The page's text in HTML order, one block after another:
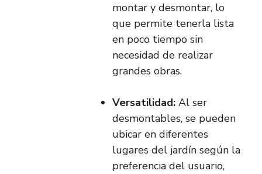
montar y desmontar, lo
que permite tenerla lista
en poco tiempo sin
necesidad de realizar
grandes obras.
Versatilidad: Al ser
desmontables, se pueden
ubicar en diferentes
lugares del jardín según la
preferencia del usuario,